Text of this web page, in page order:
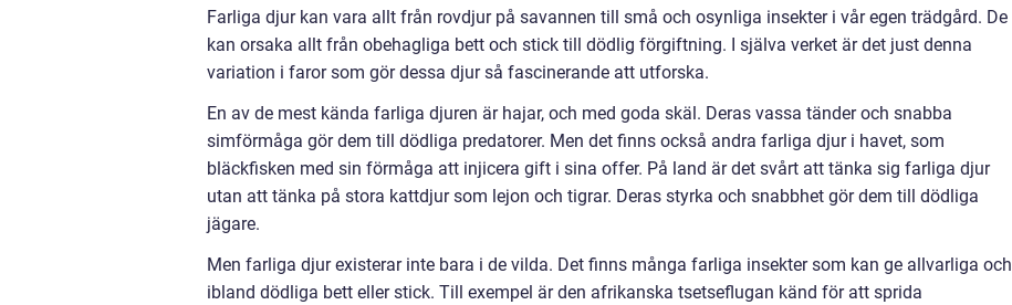
Farliga djur kan vara allt från rovdjur på savannen till små och osynliga insekter i vår egen trädgård. De
kan orsaka allt från obehagliga bett och stick till dödlig förgiftning. I själva verket är det just denna
variation i faror som gör dessa djur så fascinerande att utforska.
En av de mest kända farliga djuren är hajar, och med goda skäl. Deras vassa tänder och snabba
simförmåga gör dem till dödliga predatorer. Men det finns också andra farliga djur i havet, som
bläckfisken med sin förmåga att injicera gift i sina offer. På land är det svårt att tänka sig farliga djur
utan att tänka på stora kattdjur som lejon och tigrar. Deras styrka och snabbhet gör dem till dödliga
jägare.
Men farliga djur existerar inte bara i de vilda. Det finns många farliga insekter som kan ge allvarliga och
ibland dödliga bett eller stick. Till exempel är den afrikanska tsetseflugan känd för att sprida